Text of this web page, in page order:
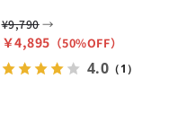
¥9,790 →
￥4,895 （50%OFF）
4.0 （1）